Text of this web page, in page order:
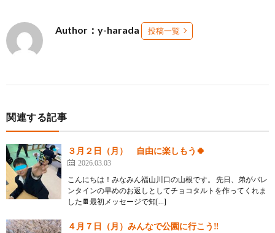
Author：y-harada 投稿一覧
関連する記事
３月２日（月） 自由に楽しもう🍀
2026.03.03
こんにちは！みなみん福山川口の山根です。 先日、弟がバレ
ンタインの早めのお返しとしてチョコタルトを作ってくれま
した🍫最初メッセージで知[…]
４月７日（月）みんなで公園に行こう‼